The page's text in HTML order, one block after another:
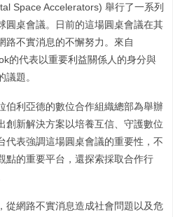
Space Accelerators) 舉行了一系列
圓桌會議。日前的這場圓桌會議在其
路不實消息的不懈努力。來自
的代表以重要利益關係人的身分與
題。
伯利亞德的數位合作組織總部為舉辦
創新解決方案以培養互信、守護數位
代表強調這場圓桌會議的重要性，不
點的重要平台，還探索採取合作行
從網路不實消息造成社會問題以及危